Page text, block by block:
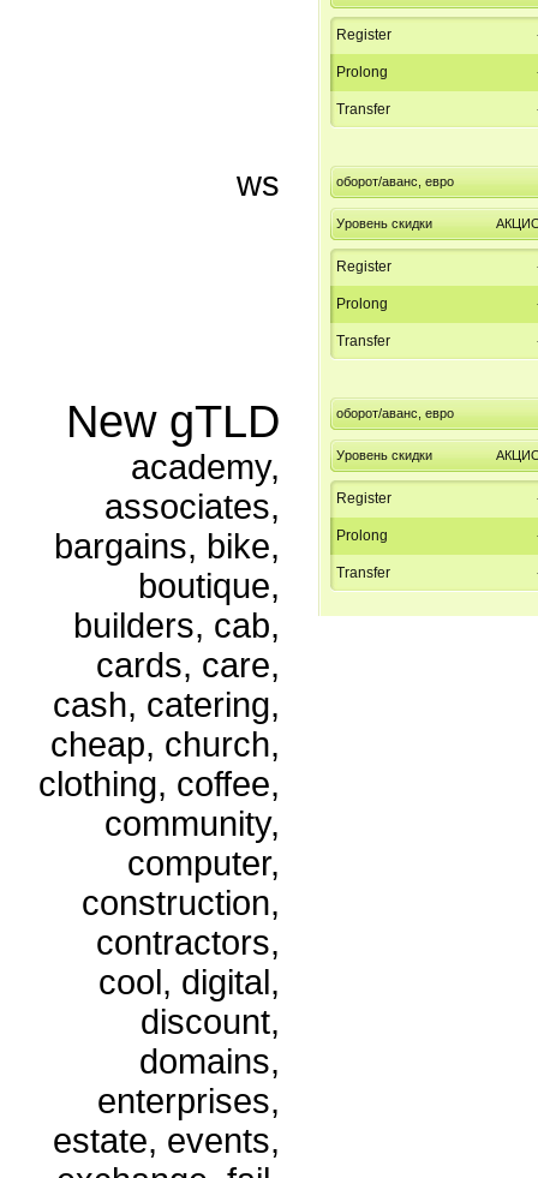
Register
Prolong
Transfer
ws оборот/аванс, евро
Уровень скидки
Register
Prolong
Transfer
New gTLD
academy,
associates,
bargains, bike,
boutique,
builders, cab,
cards, care,
cash, catering,
cheap, church,
clothing, coffee,
community,
computer,
construction,
contractors,
cool, digital,
discount,
domains,
enterprises,
estate, events,
оборот/аванс, евро
Уровень скидки
Register
Prolong
Transfer